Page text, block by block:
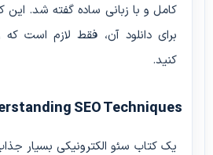
برای دانلود آن، فقط لازم است
کنید.
SEO Techniques